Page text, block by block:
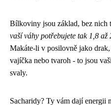
Bílkoviny jsou základ, bez nich
vaší váhy potřebujete tak 1,8
Makáte-li v posilovně jako
vajíčka nebo tvaroh - to jsou
svaly.
Sacharidy? Ty vám dají energii